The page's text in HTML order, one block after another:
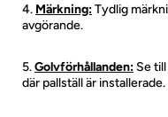
Märkning:Tydlig
avgörande.
Golvförhållanden: Se
där pallställ är installerade.